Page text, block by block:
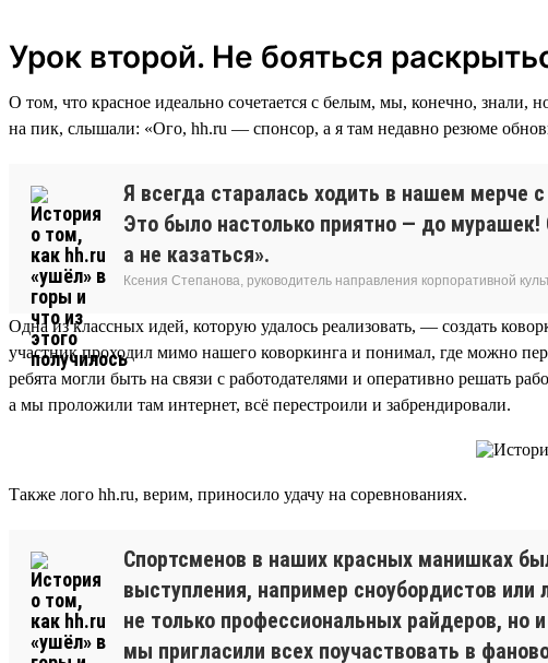
Урок второй. Не бояться
О том, что красное идеально сочетается с белым, мы, конечно,
на пик, слышали: «Ого, hh.ru — спонсор, а я там недавно резюме
Я всегда старалась ходить в нашем мерче
Это было настолько приятно — до
а не казаться».
Ксения Степанова, руководитель направления корпоративной
Одна из классных идей, которую удалось реализовать, — создать
участник проходил мимо нашего коворкинга и понимал, где можно
ребята могли быть на связи с работодателями и оперативно решать
а мы проложили там интернет, всё перестроили и забрендировали.
Также лого hh.ru, верим, приносило удачу на соревнованиях.
Спортсменов в наших красных манишках
выступления, например сноубордистов
не только профессиональных райдеров,
мы пригласили всех поучаствовать в